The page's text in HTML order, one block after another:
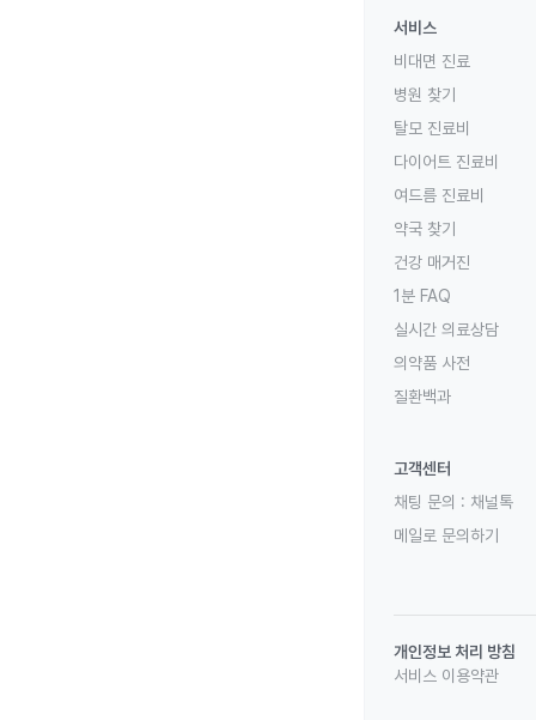
서비스
비대면 진료
병원 찾기
탈모 진료비
다이어트 진료비
여드름 진료비
약국 찾기
건강 매거진
1분 FAQ
실시간 의료상담
의약품 사전
질환백과
고객센터
채팅 문의 : 채널톡
메일로 문의하기
개인정보 처리 방침
서비스 이용약관